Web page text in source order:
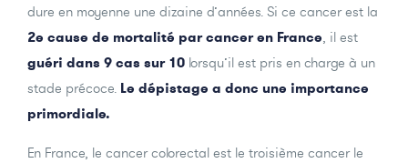
dure en moyenne une dizaine d’années. Si ce cancer est la
2e cause de mortalité par cancer en France, il est
guéri dans 9 cas sur 10 lorsqu’il est pris en charge à un
stade précoce. Le dépistage a donc une importance
primordiale.
En France, le cancer colorectal est le troisième cancer le